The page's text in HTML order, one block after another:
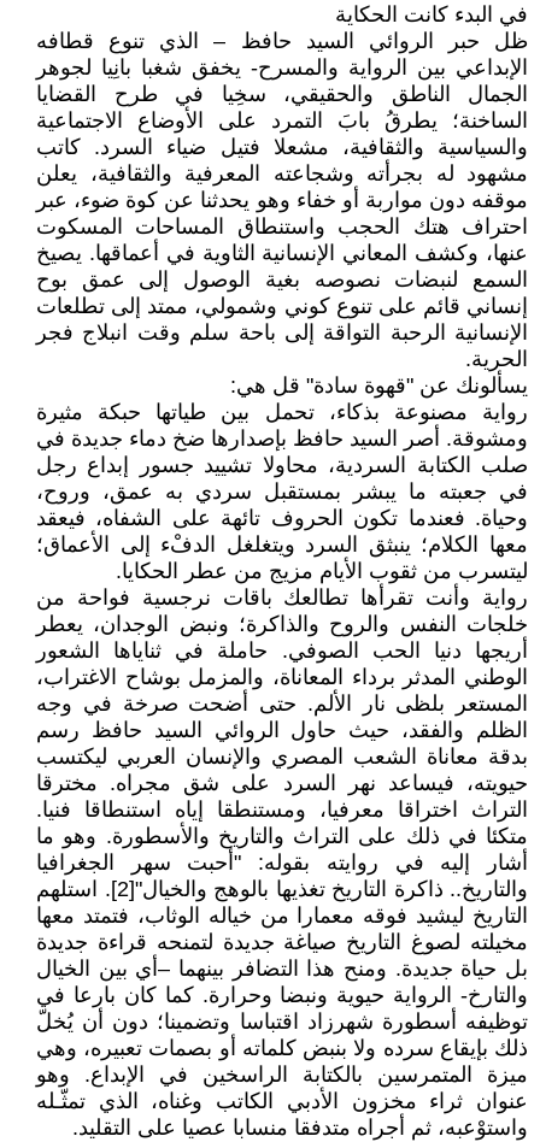
في البدء كانت الحكاية
ظل حبر الروائي السيد حافظ – الذي تنوع قطافه
الإبداعي بين الرواية والمسرح- يخفق شغبا بانِيا لجوهر
الجمال الناطق والحقيقي، سخِيا في طرح القضايا
الساخنة؛ يطرقُ بابَ التمرد على الأوضاع الاجتماعية
والسياسية والثقافية، مشعلا فتيل ضياء السرد. كاتب
مشهود له بجرأته وشجاعته المعرفية والثقافية، يعلن
موقفه دون مواربة أو خفاء وهو يحدثنا عن كوة ضوء، عبر
احتراف هتك الحجب واستنطاق المساحات المسكوت
عنها، وكشف المعاني الإنسانية الثاوية في أعماقها. يصيخ
السمع لنبضات نصوصه بغية الوصول إلى عمق بوح
إنساني قائم على تنوع كوني وشمولي، ممتد إلى تطلعات
الإنسانية الرحبة التواقة إلى باحة سلم وقت انبلاج فجر
الحرية.
يسألونك عن "قهوة سادة" قل هي:
رواية مصنوعة بذكاء، تحمل بين طياتها حبكة مثيرة
ومشوقة. أصر السيد حافظ بإصدارها ضخ دماء جديدة في
صلب الكتابة السردية، محاولا تشييد جسور إبداع رجل
في جعبته ما يبشر بمستقبل سردي به عمق، وروح،
وحياة. فعندما تكون الحروف تائهة على الشفاه، فيعقد
معها الكلام؛ ينبثق السرد ويتغلغل الدفْء إلى الأعماق؛
ليتسرب من ثقوب الأيام مزيج من عطر الحكايا.
رواية وأنت تقرأها تطالعك باقات نرجسية فواحة من
خلجات النفس والروح والذاكرة؛ ونبض الوجدان، يعطر
أريجها دنيا الحب الصوفي. حاملة في ثناياها الشعور
الوطني المدثر برداء المعاناة، والمزمل بوشاح الاغتراب،
المستعر بلظى نار الألم. حتى أضحت صرخة في وجه
الظلم والفقد، حیث حاول الروائي السيد حافظ رسم
بدقة معاناة الشعب المصري والإنسان العربي ليكتسب
حيويته، فيساعد نهر السرد على شق مجراه. مخترقا
التراث اختراقا معرفيا، ومستنطقا إياه استنطاقا فنيا.
متكئا في ذلك على التراث والتاريخ والأسطورة. وهو ما
أشار إليه في روايته بقوله: "أحبت سهر الجغرافيا
والتاريخ.. ذاكرة التاريخ تغذيها بالوهج والخيال"[2]. استلهم
التاريخ ليشيد فوقه معمارا من خياله الوثاب، فتمتد معها
مخيلته لصوغ التاريخ صياغة جديدة لتمنحه قراءة جديدة
بل حياة جديدة. ومنح هذا التضافر بينهما –أي بين الخيال
والتارخ- الرواية حيوية ونبضا وحرارة. كما كان بارعا في
توظيفه أسطورة شهرزاد اقتباسا وتضمينا؛ دون أن يُخلّ
ذلك بإيقاع سرده ولا بنبض كلماته أو بصمات تعبيره، وهي
ميزة المتمرسين بالكتابة الراسخين في الإبداع. وهو
عنوان ثراء مخزون الأدبي الكاتب وغناه، الذي تمثّـله
واستوْعبه، ثم أجراه متدفقا منسابا عصيا على التقليد.